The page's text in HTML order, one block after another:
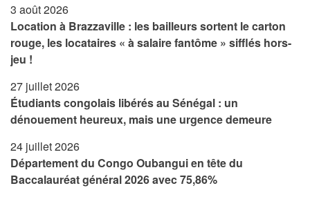
3 août 2026
Location à Brazzaville : les bailleurs sortent le carton
rouge, les locataires « à salaire fantôme » sifflés hors-
jeu !
27 juillet 2026
Étudiants congolais libérés au Sénégal : un
dénouement heureux, mais une urgence demeure
24 juillet 2026
Département du Congo Oubangui en tête du
Baccalauréat général 2026 avec 75,86%